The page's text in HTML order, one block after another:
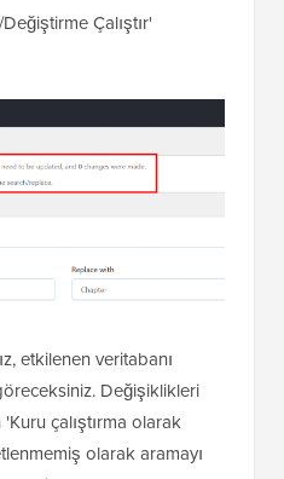
Çalıştır'
etkilenen veritabanı
Değişiklikleri
çalıştırma olarak
olarak aramayı